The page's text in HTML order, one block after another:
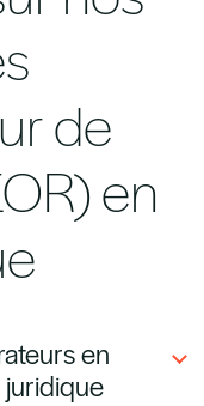
de
en
en
juridique